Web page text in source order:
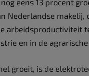
eens 13 procent
Nederlandse
arbeidsproductiviteit
en in de agrarische
groeit, is de